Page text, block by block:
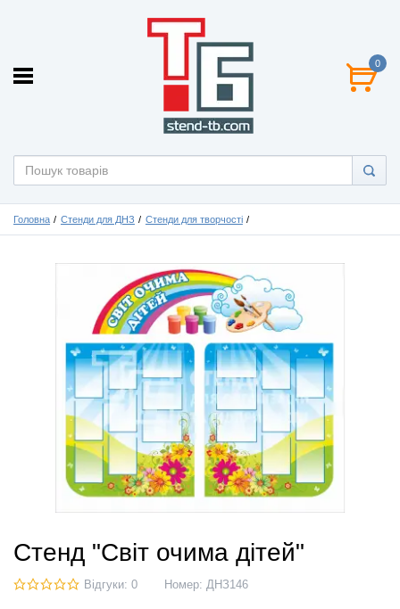
0
Головна Стенди для ДНЗ Стенди для творчості
Стенд "Світ очима дітей"
Відгуки: 0 Номер: ДНЗ146